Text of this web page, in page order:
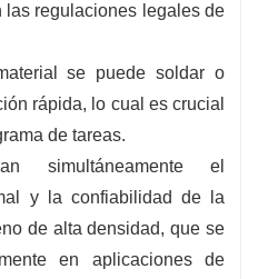
las regulaciones legales de
se puede soldar o
rápida, lo cual es crucial
de tareas.
simultáneamente el
y la confiabilidad de la
de alta densidad, que se
en aplicaciones de